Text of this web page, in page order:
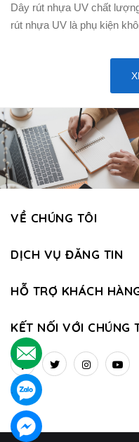
Dây rút nhựa UV chất
rút nhựa UV là phụ kiện
VỀ CHÚNG TÔI
DỊCH VỤ ĐĂNG TIN
HỖ TRỢ KHÁCH
KẾT NỐI VỚI CHÚNG
.
.
.